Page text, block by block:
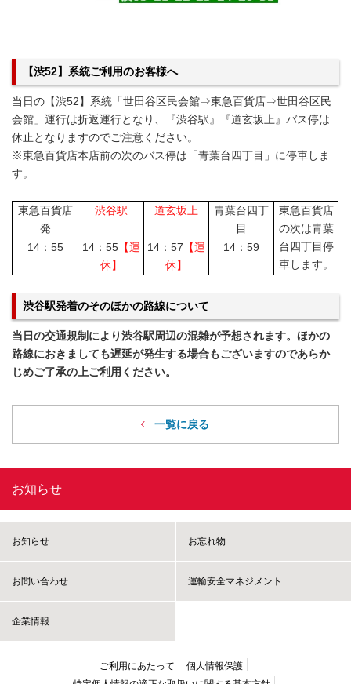
【渋52】系統ご利用のお客様へ
当日の【渋52】系統「世田谷区民会館⇒東急百貨店⇒世田谷区民
会館」運行は折返運行となり、『渋谷駅』『道玄坂上』バス停は
休止となりますのでご注意ください。
※東急百貨店本店前の次のバス停は「青葉台四丁目」に停車しま
す。
東急百貨店
発
渋谷駅 道玄坂上
青葉台四丁
目
東急百貨店
の次は青葉
台四丁目停
車します。
14：55 14：55【運
休】
14：57 【運
休】
14：59
渋谷駅発着のそのほかの路線について
当日の交通規制により渋谷駅周辺の混雑が予想されます。ほかの
路線におきましても遅延が発生する場合もございますのであらか
じめご了承の上ご利用ください。
一覧に戻る
お知らせ
お知らせ お忘れ物
お問い合わせ 運輸安全マネジメント
企業情報
ご利用にあたって
個人情報保護